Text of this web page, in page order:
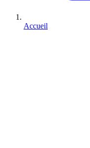
Accueil